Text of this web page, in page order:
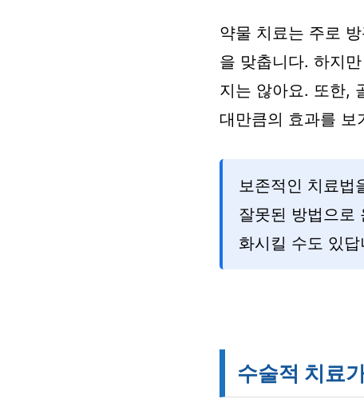
약물 치료는 주로
을 맞춥니다. 하지
지는 않아요. 또한,
대만큼의 효과를 보
보존적인 치료법
잘못된 방법으로
화시킬 수도 있답
수술적 치료